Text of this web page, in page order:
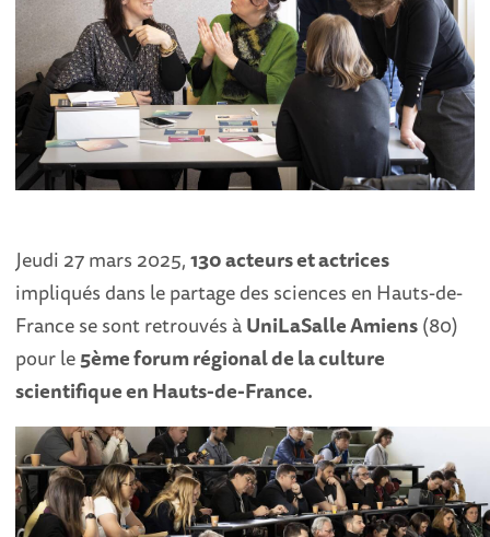
Jeudi 27 mars 2025,130 acteurs et actrices
impliqués dans le partage des sciences en Hauts-de-
France se sont retrouvés àUniLaSalle Amiens(80)
pour le5ème forum régional de la culture
scientifique en Hauts-de-France.